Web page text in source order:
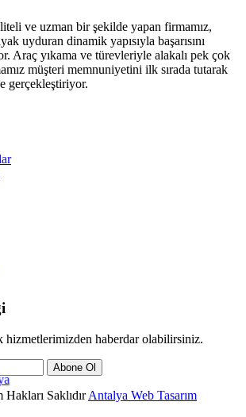
ve uzman bir şekilde yapan firmamız,
uyduran dinamik yapısıyla başarısını
Araç yıkama ve türevleriyle alakalı pek çok
müşteri memnuniyetini ilk sırada tutarak
gerçekleştiriyor.
hizmetlerimizden haberdar olabilirsiniz.
Abone Ol
SaklıdırAntalya Web Tasarım